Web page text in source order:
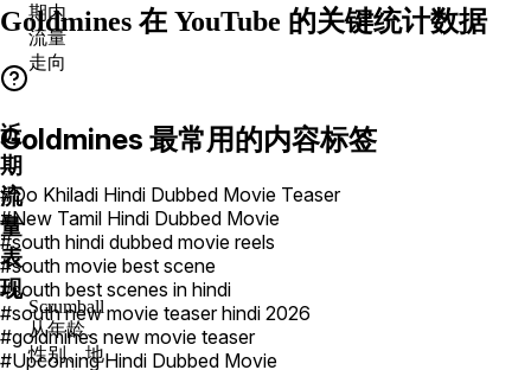
Goldmines 在 YouTube 的关键统计数据
期内
流量
走向
近
期
流
量
表
现
Goldmines 最常用的内容标签
#Do Khiladi Hindi Dubbed Movie Teaser
#New Tamil Hindi Dubbed Movie
#south hindi dubbed movie reels
#south movie best scene
#south best scenes in hindi
#south new movie teaser hindi 2026
#goldmines new movie teaser
#Upcoming Hindi Dubbed Movie
Scrumball
从年龄、
性别、地